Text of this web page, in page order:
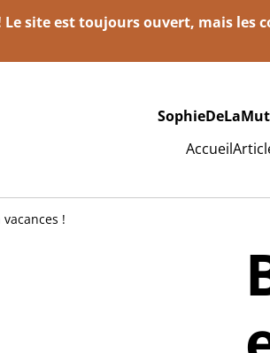
!! Le site est toujours ouvert, mais
Accueil
!